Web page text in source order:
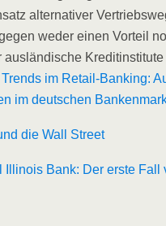
alter­na­ti­ver
weder einen Vor­teil
aus­län­di­sche
Trends im Retail-Ban­king:
im deut­schen
die Wall Street
Illi­nois Bank: Der ers­te Fall